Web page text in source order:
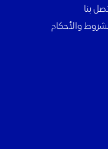
بنا
والأحكام